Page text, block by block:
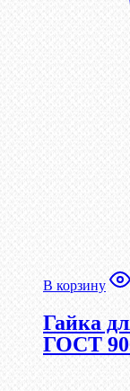
В корзину
Гайка
ГОСТ